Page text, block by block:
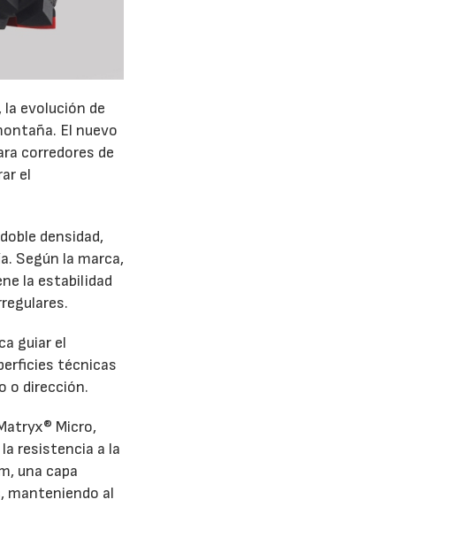
evolución de
El nuevo
corredores de
el
densidad,
Según la marca,
la estabilidad
guiar el
técnicas
o dirección.
Micro,
resistencia a la
una capa
manteniendo al